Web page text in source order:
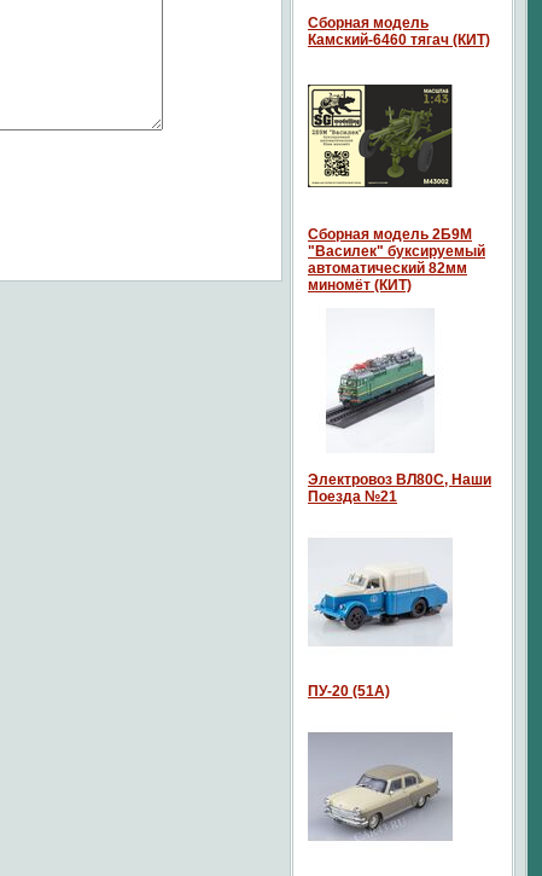
Сборная модель
Камский-6460 тягач (КИТ)
Сборная модель 2Б9М
"Василек" буксируемый
автоматический 82мм
миномёт (КИТ)
Электровоз ВЛ80С, Наши
Поезда №21
ПУ-20 (51А)